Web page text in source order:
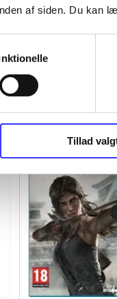
af siden. Du kan
Tillad